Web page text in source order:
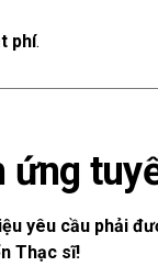
phí.
ứng
yêu cầu phải
Thạc sĩ!